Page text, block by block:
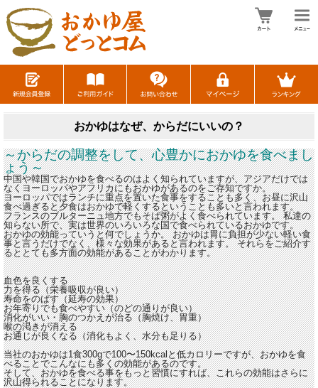
おかゆはなぜ、からだにいいの？
～からだの調整をして、心豊かにおかゆを食べまし
ょう～
中国や韓国でおかゆを食べるのはよく知られていますが、アジアだけでは
なくヨーロッパやアフリカにもおかゆがあるのをご存知ですか。
ヨーロッパではランチに重点を置いた食事をすることも多く、お昼に沢山
食べ過ぎると夕食はおかゆで軽くするということも多いと言われます。
フランスのブルターニュ地方でもそば粥がよく食べられています。 私達の
知らない所で、実は世界のいろいろな国で食べられているおかゆです。
おかゆの効能っていうと何でしょうか。 おかゆは胃に負担が少ない軽い食
事と言うだけでなく、様々な効果があると言われます。 それらをご紹介す
るととても多方面の効能があることがわかります。
血色を良くする
力を得る（栄養吸収が良い）
寿命をのばす（延寿の効果）
お年寄りでも食べやすい（のどの通りが良い）
消化がいい・胸のつかえが治る（胸焼け、胃重）
喉の渇きが消える
お通じが良くなる（消化もよく、水分も足りる）
当社のおかゆは1食300gで100〜150kcalと低カロリーですが、おかゆを食
べることでこんなにも多くの効能があるのです。
そして、おかゆを食べる事をもっと習慣にすれば、これらの効能はさらに
沢山得られることになります。